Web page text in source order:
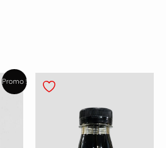
Promo !
6,00€
à
60,00€